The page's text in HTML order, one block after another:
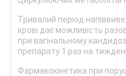
Тривалий період
крові дає можливість
при вагінальному
препарату 1 раз на
Фармакокінетика при